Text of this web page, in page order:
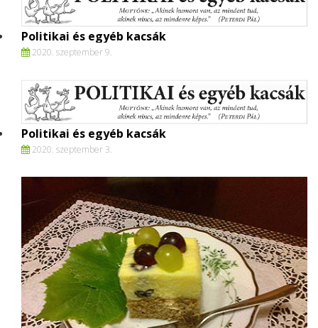
Politikai és egyéb kacsák
2020. szeptember 9.
Politikai és egyéb kacsák
2020. szeptember 3.